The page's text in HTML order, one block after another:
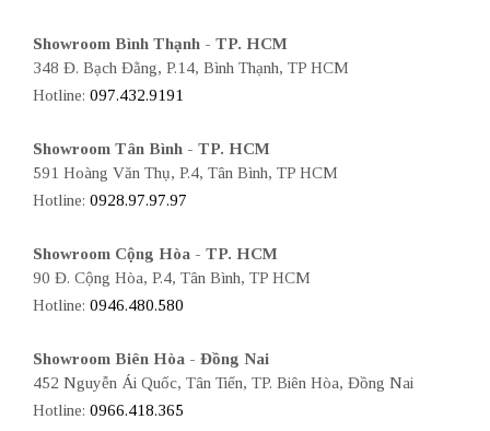
Showroom Bình Thạnh - TP. HCM
348 Đ. Bạch Đằng, P.14, Bình Thạnh, TP HCM
Hotline: 097.432.9191
Showroom Tân Bình - TP. HCM
591 Hoàng Văn Thụ, P.4, Tân Bình, TP HCM
Hotline: 0928.97.97.97
Showroom Cộng Hòa - TP. HCM
90 Đ. Cộng Hòa, P.4, Tân Bình, TP HCM
Hotline: 0946.480.580
Showroom Biên Hòa - Đồng Nai
452 Nguyễn Ái Quốc, Tân Tiến, TP. Biên Hòa, Đồng Nai
Hotline: 0966.418.365